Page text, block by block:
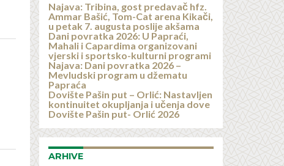
Najava: Tribina, gost predavač hfz.
Ammar Bašić, Tom-Cat arena Kikači,
u petak 7. augusta poslije akšama
Dani povratka 2026: U Papraći,
Mahali i Capardima organizovani
vjerski i sportsko-kulturni programi
Najava: Dani povratka 2026 –
Mevludski program u džematu
Papraća
Dovište Pašin put – Orlić: Nastavljen
kontinuitet okupljanja i učenja dove
Dovište Pašin put- Orlić 2026
ARHIVE